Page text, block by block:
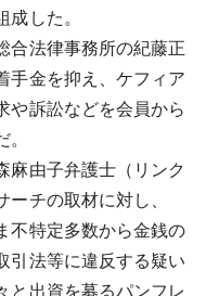
した。
合法律事務所の紀藤正
手金を抑え、ケフィア
や訴訟などを会員から
麻由子弁護士（リンク
チの取材に対し、
不特定多数から金銭の
引法等に違反する疑い
と出資を募るパンフレ